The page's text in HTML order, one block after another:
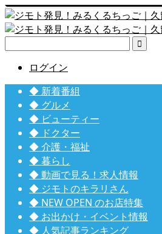

ログイン
◆ 新着番組
◆ グルメ
◆ ビューティー
◆ ドクター
◆ 介護・福祉
◆ 暮らし
◆ 動画で見る！求人情報
◆ ジモトのキラリさん
◆ NEW OPEN のお店特集
◆ お出かけ・イベント情報
◆ 人気記事ランキング